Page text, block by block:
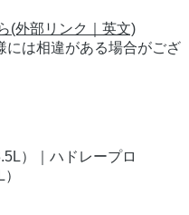
(外部リンク｜英文)
には相違がある場合がござ
）｜ハドレープロ